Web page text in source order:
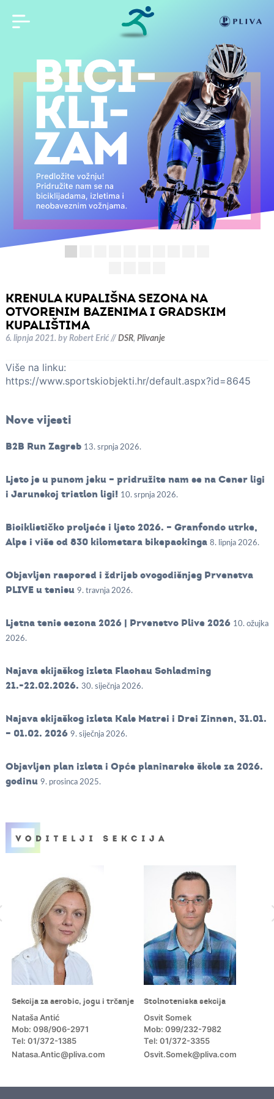
KRENULA KUPALIŠNA SEZONA NA
OTVORENIM BAZENIMA I GRADSKIM
KUPALIŠTIMA
6. lipnja 2021. by Robert Erić// DSR, Plivanje
Više na linku:
https://www.sportskiobjekti.hr/default.aspx?id=8645
Nove vijesti
B2B Run Zagreb 13. srpnja 2026.
Ljeto je u punom jeku – pridružite nam se na Cener ligi
i Jarunskoj triatlon ligi! 10. srpnja 2026.
Biciklističko proljeće i ljeto 2026. – Granfondo utrke,
Alpe i više od 830 kilometara bikepackinga 8. lipnja 2026.
Objavljen raspored i ždrijeb ovogodišnjeg Prvenstva
PLIVE u tenisu 9. travnja 2026.
Ljetna tenis sezona 2026 | Prvenstvo Plive 2026 10. ožujka
2026.
Najava skijaškog izleta Flachau Schladming
21.-22.02.2026. 30. siječnja 2026.
Najava skijaškog izleta Kals Matrei i Drei Zinnen, 31.01.
– 01.02. 2026 9. siječnja 2026.
Objavljen plan izleta i Opće planinarske škole za 2026.
godinu 9. prosinca 2025.
Sekcija za aerobic, jogu i trčanje
Nataša Antić
Mob: 098/906-2971
Tel: 01/372-1385
Natasa.Antic@pliva.com
Stolnoteniska sekcija
Osvit Somek
Mob: 099/232-7982
Tel: 01/372-3355
Osvit.Somek@pliva.com